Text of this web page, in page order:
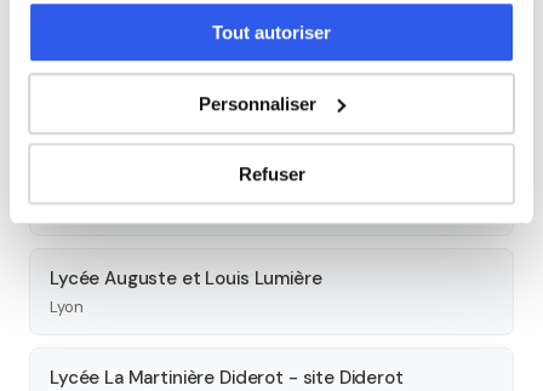
Tout autoriser
Personnaliser
Refuser
Découvrez l'ensemble de notre offre à Lyon :
Autres lycées à proximité
Lycée professionnel Don Bosco
Lyon
Lycée Auguste et Louis Lumière
Lyon
Lycée La Martinière Diderot - site Diderot